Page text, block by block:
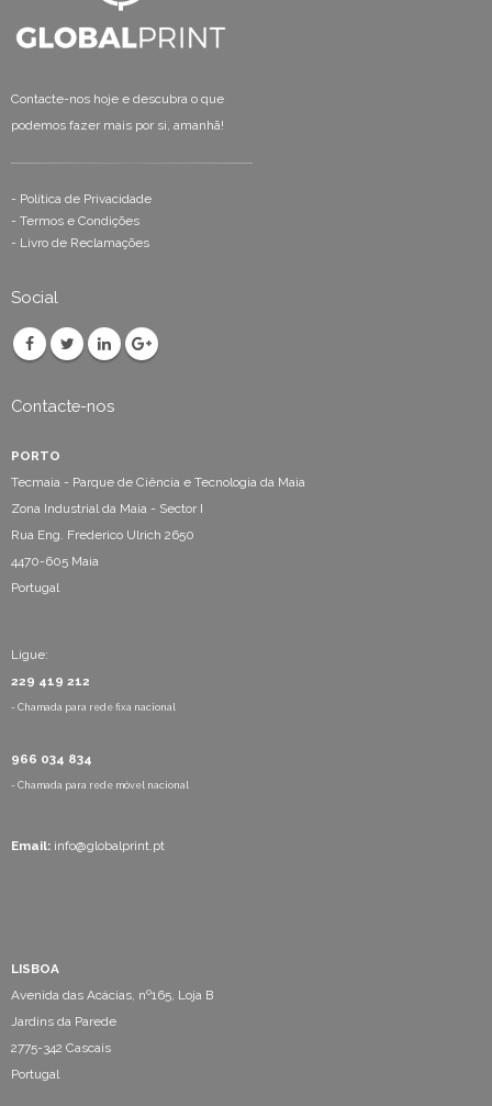
Contacte-nos hoje e descubra o que
podemos fazer mais por si, amanhã!
- Política de Privacidade
- Termos e Condições
- Livro de Reclamações
Social
Contacte-nos
PORTO
Tecmaia - Parque de Ciência e Tecnologia da Maia
Zona Industrial da Maia - Sector I
Rua Eng. Frederico Ulrich 2650
4470-605 Maia
Portugal
Ligue:
229 419 212
- Chamada para rede fixa nacional
966 034 834
- Chamada para rede móvel nacional
Email: info@globalprint.pt
LISBOA
Avenida das Acácias, nº165, Loja B
Jardins da Parede
2775-342 Cascais
Portugal